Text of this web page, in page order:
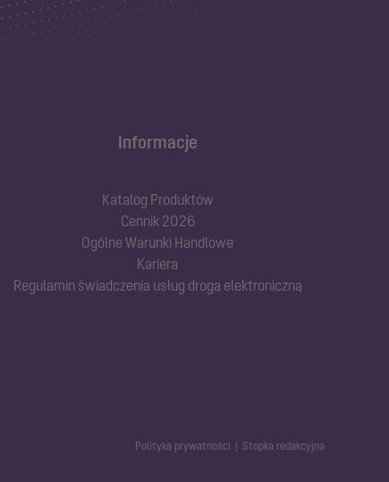
Informacje
Katalog Produktów
Cennik 2026
Ogólne Warunki Handlowe
Kariera
Regulamin świadczenia usług drogą elektroniczną
Polityka prywatności Stopka redakcyjna